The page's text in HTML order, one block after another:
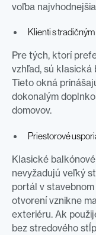
voľba
Klienti s
Pre tých, ktorí
vzhľad, sú klasická
Tieto okná
dokonalým
domovov.
Priestorové
Klasické
nevyžadujú veľký
portál v
otvorení vznikne
exteriéru. Ak
bez stredového